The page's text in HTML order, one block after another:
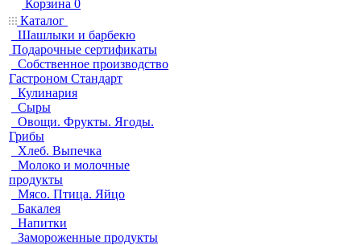
Корзина 0
Каталог
Шашлыки и барбекю
Подарочные сертификаты
Собственное производство
Гастроном Стандарт
Кулинария
Сыры
Овощи. Фрукты. Ягоды.
Грибы
Хлеб. Выпечка
Молоко и молочные
продукты
Мясо. Птица. Яйцо
Бакалея
Напитки
Замороженные продукты